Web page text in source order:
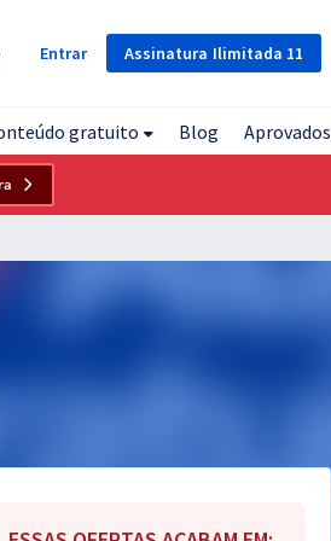
Assinatura Ilimitada 11
Entrar
gratuito Blog Aprovados